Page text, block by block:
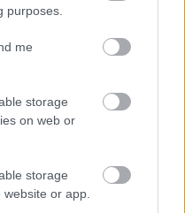
purposes.
me
storage
on web or
storage
or app.
με τον